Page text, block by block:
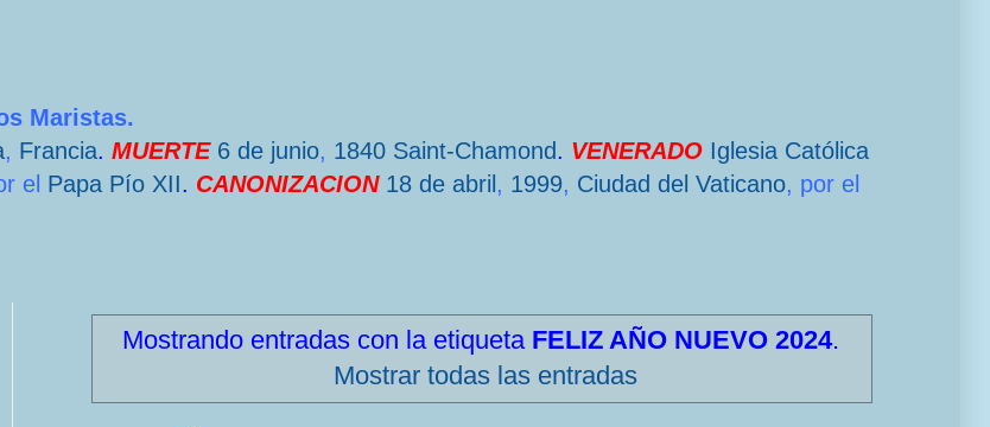
Maristas.
, Francia. MUERTE 6 de junio, 1840 Saint-Chamond. VENERADO Iglesia Católica
el Papa Pío XII. CANONIZACION 18 de abril , 1999, Ciudad del Vaticano, por el
Mostrando entradas con la etiqueta FELIZ AÑO NUEVO 2024.
Mostrar todas las entradas